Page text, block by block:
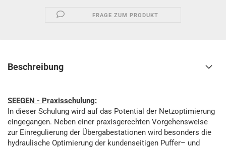
FRAGE ZUM PRODUKT
Beschreibung
SEEGEN - Praxisschulung:
In dieser Schulung wird auf das Potential der Netzoptimierung
eingegangen. Neben einer praxisgerechten Vorgehensweise
zur Einregulierung der Übergabestationen wird besonders die
hydraulische Optimierung der kundenseitigen Puffer– und